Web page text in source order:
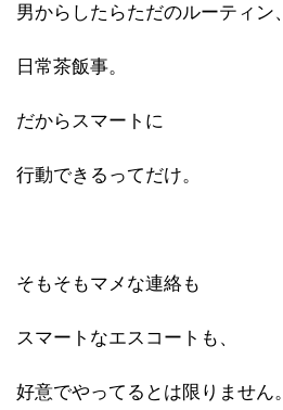
男からしたらただのルーティン、
日常茶飯事。
だからスマートに
行動できるってだけ。
そもそもマメな連絡も
スマートなエスコート も、
好意でやってるとは限りません。